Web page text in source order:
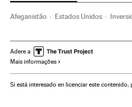
Afeganistão Estados Unidos
Ásia Ayudas públicas Conflitos
Cabul
Força segurança Política exterior
Adere a
Mais informações
Si está interesado en licenciar este contenido,